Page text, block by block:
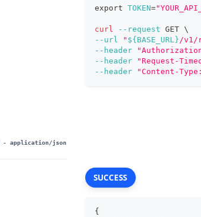
export TOKEN=
curl --request GET \
--url
" ${BASE_URL} /v1/
--header
--header
"Request-
--header
"Content-
- application/json
SUCCESS
{